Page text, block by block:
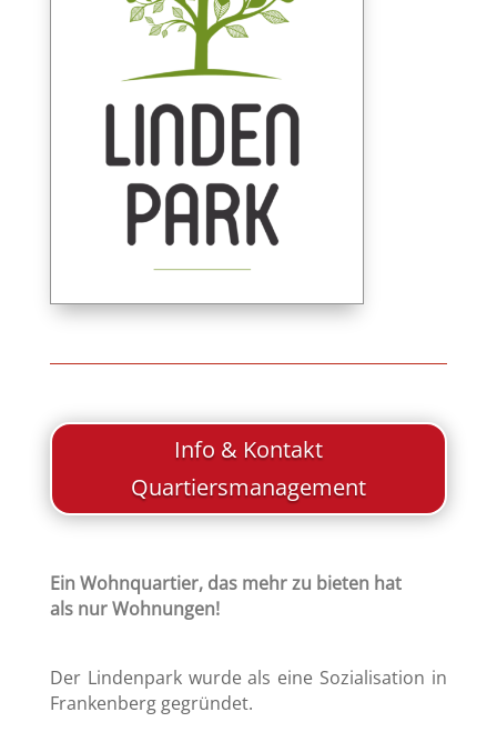
Info & Kontakt
Quartiersmanagement
Ein Wohnquartier, das mehr zu bieten hat
als nur Wohnungen!
Der Lindenpark wurde als eine Sozialisation in
Frankenberg gegründet.